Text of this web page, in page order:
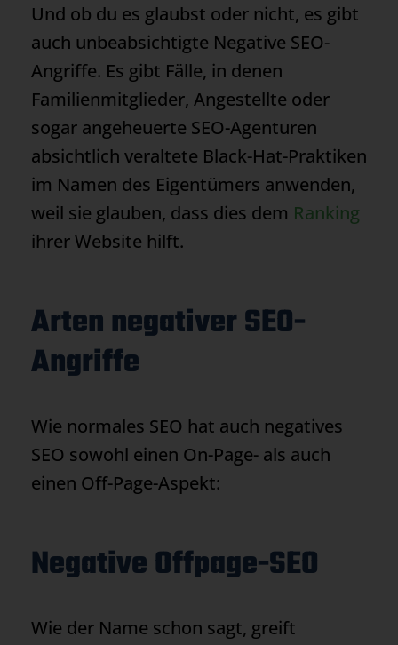
Und ob du es glaubst oder nicht, es gibt
auch unbeabsichtigte Negative SEO-
Angriffe. Es gibt Fälle, in denen
Familienmitglieder, Angestellte oder
sogar angeheuerte SEO-Agenturen
absichtlich veraltete Black-Hat-Praktiken
im Namen des Eigentümers anwenden,
weil sie glauben, dass dies dem Ranking
ihrer Website hilft.
Arten negativer SEO-
Angriffe
Wie normales SEO hat auch negatives
SEO sowohl einen On-Page- als auch
einen Off-Page-Aspekt:
Negative Offpage-SEO
Wie der Name schon sagt, greift